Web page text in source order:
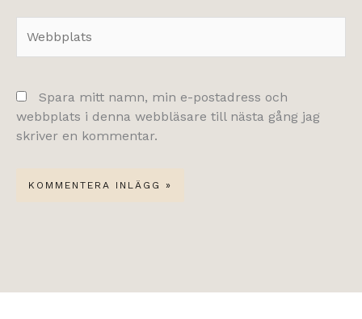
Spara mitt namn, min e-postadress och
webbplats i denna webbläsare till nästa gång jag
skriver en kommentar.